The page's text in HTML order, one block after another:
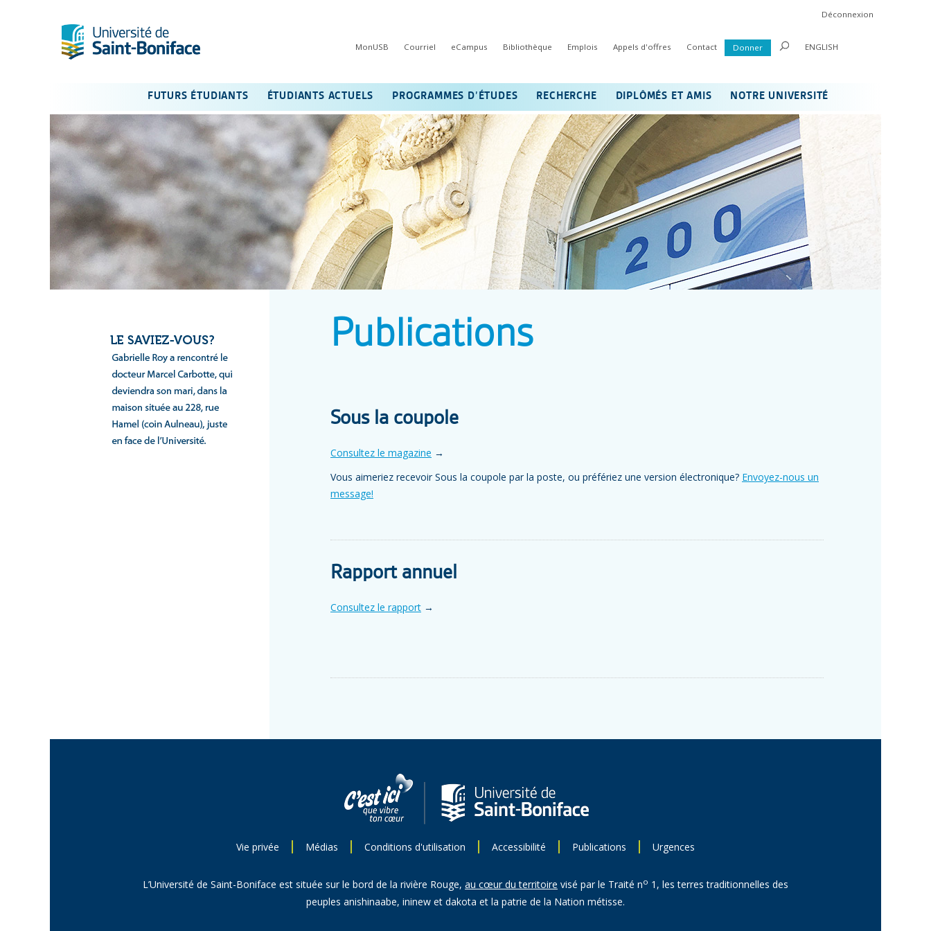
Déconnexion
MonUSB Courriel eCampus Bibliothèque Emplois Appels d'offres Contact Donner ENGLISH
FUTURS ÉTUDIANTS ÉTUDIANTS ACTUELS PROGRAMMES D’ÉTUDES RECHERCHE DIPLÔMÉS ET AMIS NOTRE UNIVERSITÉ
Publications
Sous la coupole
Consultez le magazine →
Vous aimeriez recevoir Sous la coupole par la poste, ou préfériez une version électronique? Envoyez-nous un
message!
Rapport annuel
Consultez le rapport →
Vie privée Médias Conditions d'utilisation Accessibilité Publications Urgences
L’Université de Saint-Boniface est située sur le bord de la rivière Rouge, au cœur du territoire visé par le Traité no 1, les terres traditionnelles des
peuples anishinaabe, ininew et dakota et la patrie de la Nation métisse.